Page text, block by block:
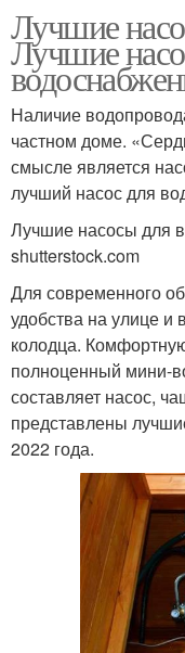
Лучшие
Лучшие
Наличие
частном доме.
смысле является
лучший насос для
Лучшие насосы для
shutterstock.com
Для современного
удобства на улице и
колодца.
полноценный мини-
составляет насос,
представлены
2022 года.